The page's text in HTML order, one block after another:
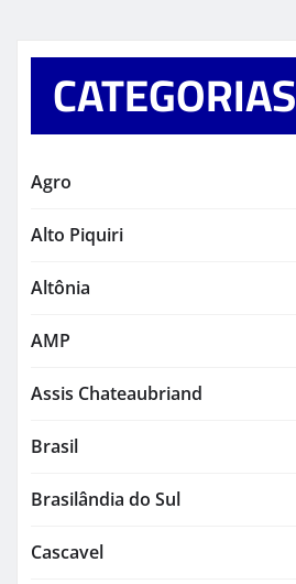
CATEGORIAS
Agro
Alto Piquiri
Altônia
AMP
Assis Chateaubriand
Brasil
Brasilândia do Sul
Cascavel